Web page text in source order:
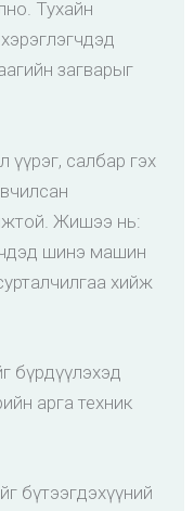
Тухайн
загварыг
үүрэг, салбар гэх
Жишээ нь:
шинэ машин
хийж
бүрдүүлэхэд
арга техник
бүтээгдэхүүний